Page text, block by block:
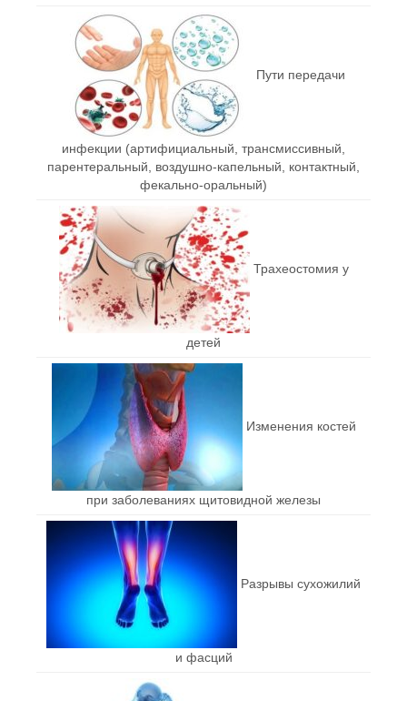
Пути передачи
инфекции (артифициальный, трансмиссивный,
парентеральный, воздушно-капельный, контактный,
фекально-оральный)
Трахеостомия у
детей
Изменения костей
при заболеваниях щитовидной железы
Разрывы сухожилий
и фасций